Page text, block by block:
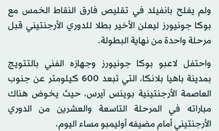
ولم يفلح بانفيلد في تقليص فارق النقاط الخمس مع
بوكا جونيورز ليعلن الأخير بطلا للدوري الأرجنتيني قبل
مرحلة واحدة من نهاية البطولة.
واحتفل لاعبو بوكا جونيورز وجهازه الفني بالتتويج
بمدينة باهيا بلانكا، التي تبعد 600 كيلومتر عن جنوب
العاصمة الأرجنتينية بوينس آيرس، حيث يخوض هناك
مباراته في المرحلة التاسعة والعشرين من الدوري
الأرجنتيني أمام مضيفه أوليمبو مساء اليوم.